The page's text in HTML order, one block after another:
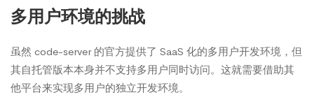
多用户环境的挑战
虽然 code-server 的官方提供了 SaaS 化的多用户开发环境，但
其自托管版本本身并不支持多用户同时访问。这就需要借助其
他平台来实现多用户的独立开发环境。